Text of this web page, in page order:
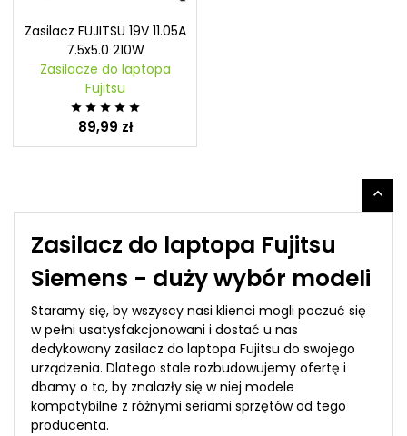
Zasilacz FUJITSU 19V 11.05A
7.5x5.0 210W
Zasilacze do laptopa
Fujitsu
    
89,99 zł

Zasilacz do laptopa Fujitsu
Siemens - duży wybór modeli
Staramy się, by wszyscy nasi klienci mogli poczuć się
w pełni usatysfakcjonowani i dostać u nas
dedykowany zasilacz do laptopa Fujitsu do swojego
urządzenia. Dlatego stale rozbudowujemy ofertę i
dbamy o to, by znalazły się w niej modele
kompatybilne z różnymi seriami sprzętów od tego
producenta.